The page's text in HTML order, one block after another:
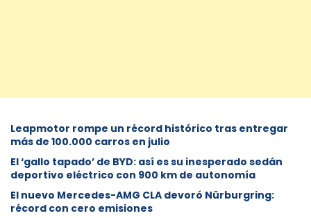
Leapmotor rompe un récord histórico tras entregar
más de 100.000 carros en julio
El ‘gallo tapado’ de BYD: así es su inesperado sedán
deportivo eléctrico con 900 km de autonomía
El nuevo Mercedes-AMG CLA devoró Nürburgring:
récord con cero emisiones